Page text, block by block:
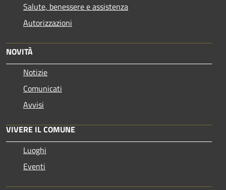
Salute, benessere e assistenza
Autorizzazioni
NOVITÀ
Notizie
Comunicati
Avvisi
VIVERE IL COMUNE
Luoghi
Eventi